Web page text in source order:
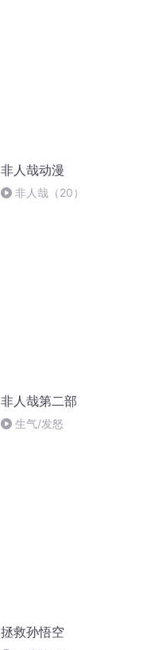
非人哉动漫
非人哉（20）
非人哉第二部
生气/发怒
拯救孙悟空